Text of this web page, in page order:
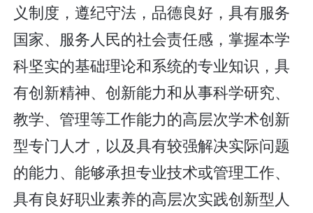
义制度，遵纪守法，品德良好，具有服务
国家、服务人民的社会责任感，掌握本学
科坚实的基础理论和系统的专业知识，具
有创新精神、创新能力和从事科学研究、
教学、管理等工作能力的高层次学术创新
型专门人才，以及具有较强解决实际问题
的能力、能够承担专业技术或管理工作、
具有良好职业素养的高层次实践创新型人